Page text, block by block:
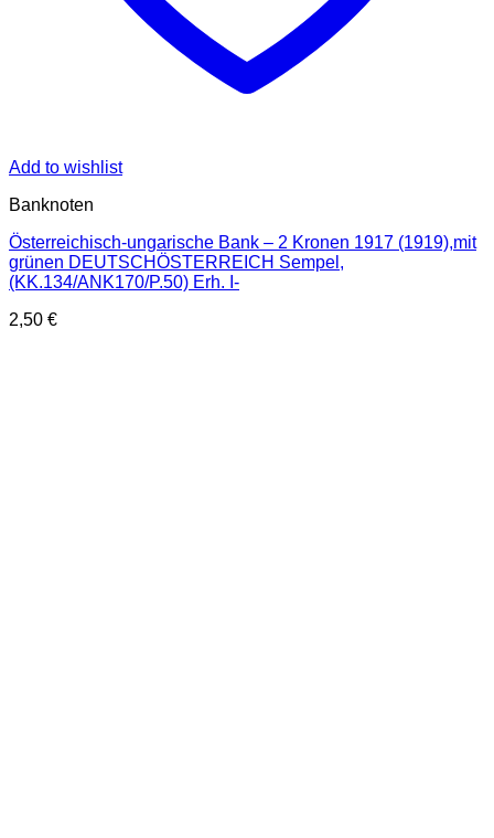
Add to wishlist
Banknoten
Österreichisch-ungarische Bank – 2 Kronen 1917 (1919),mit
grünen DEUTSCHÖSTERREICH Sempel,
(KK.134/ANK170/P.50) Erh. I-
2,50 €